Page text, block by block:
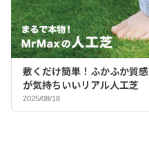
敷くだけ簡単！ふかふか質感
が気持ちいいリアル人工芝
2025/08/18